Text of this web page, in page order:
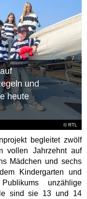
©RTL
und
heute
begleitet zwölf
vollen Jahrzehnt auf
Mädchen und sechs
Kindergarten und
unzählige
sind sie 13 und 14